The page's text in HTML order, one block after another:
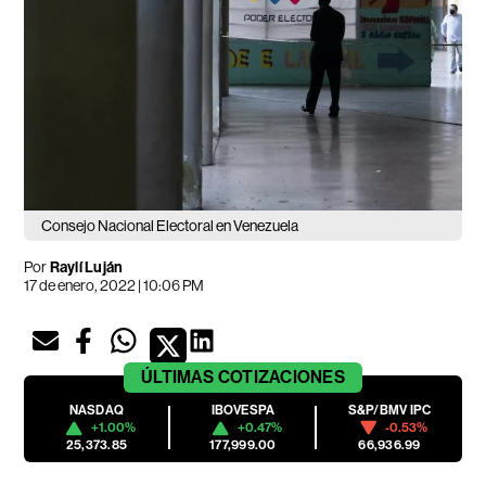
Consejo Nacional Electoral en Venezuela
PorRaylí Luján
17 de enero, 2022 | 10:06 PM
ÚLTIMAS COTIZACIONES
NASDAQ
+1.00%
25,373.85
IBOVESPA
+0.47%
177,999.00
S&P/BMV IPC
-0.53%
66,936.99